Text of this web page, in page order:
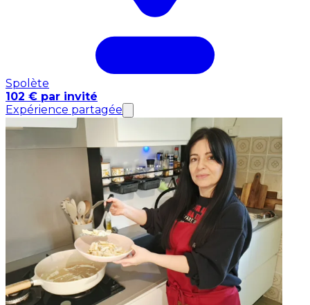
Spolète
102 € par invité
Expérience partagée